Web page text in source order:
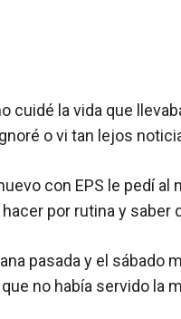
cuidé la vida que
o vi tan lejos
con EPS le pedí
por rutina y
pasada y el sábado
no había servido la